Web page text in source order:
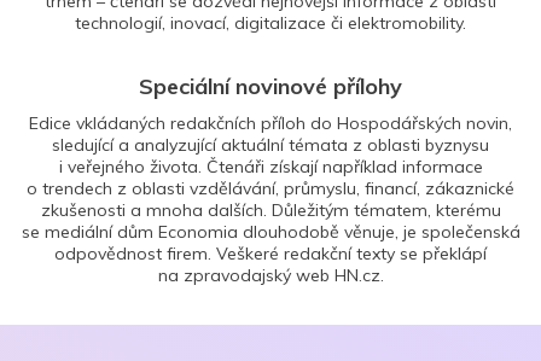
technologií, inovací, digitalizace či elektromobility.
Speciální novinové přílohy
Edice vkládaných redakčních příloh do Hospodářských novin,
sledující a analyzující aktuální témata z oblasti byznysu
i veřejného života. Čtenáři získají například informace
o trendech z oblasti vzdělávání, průmyslu, financí, zákaznické
zkušenosti a mnoha dalších. Důležitým tématem, kterému
se mediální dům Economia dlouhodobě věnuje, je společenská
odpovědnost firem. Veškeré redakční texty se překlápí
na zpravodajský web HN.cz.